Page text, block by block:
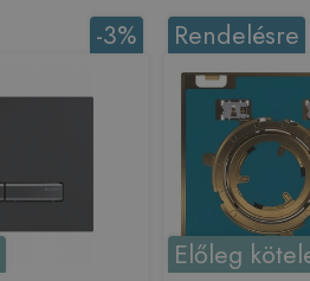
-3% Rendelésre
Előleg